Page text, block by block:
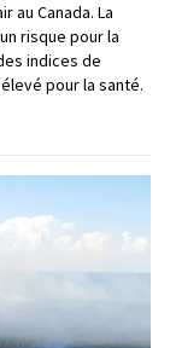
au Canada. La
risque pour la
indices de
pour la santé.